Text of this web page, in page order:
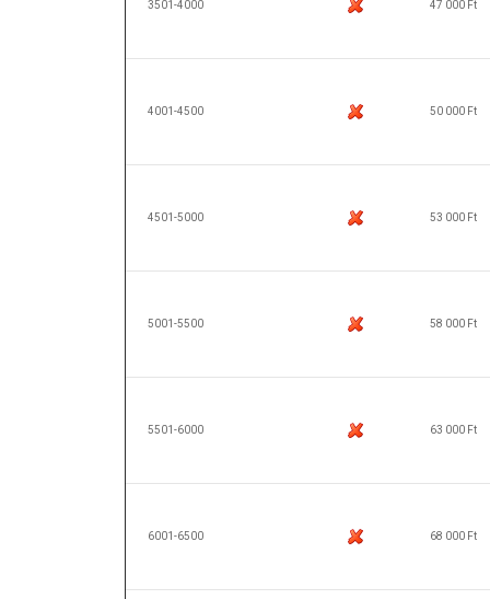
3501-4000 47 000 Ft
4001-4500 50 000 Ft
4501-5000 53 000 Ft
5001-5500 58 000 Ft
5501-6000 63 000 Ft
6001-6500 68 000 Ft